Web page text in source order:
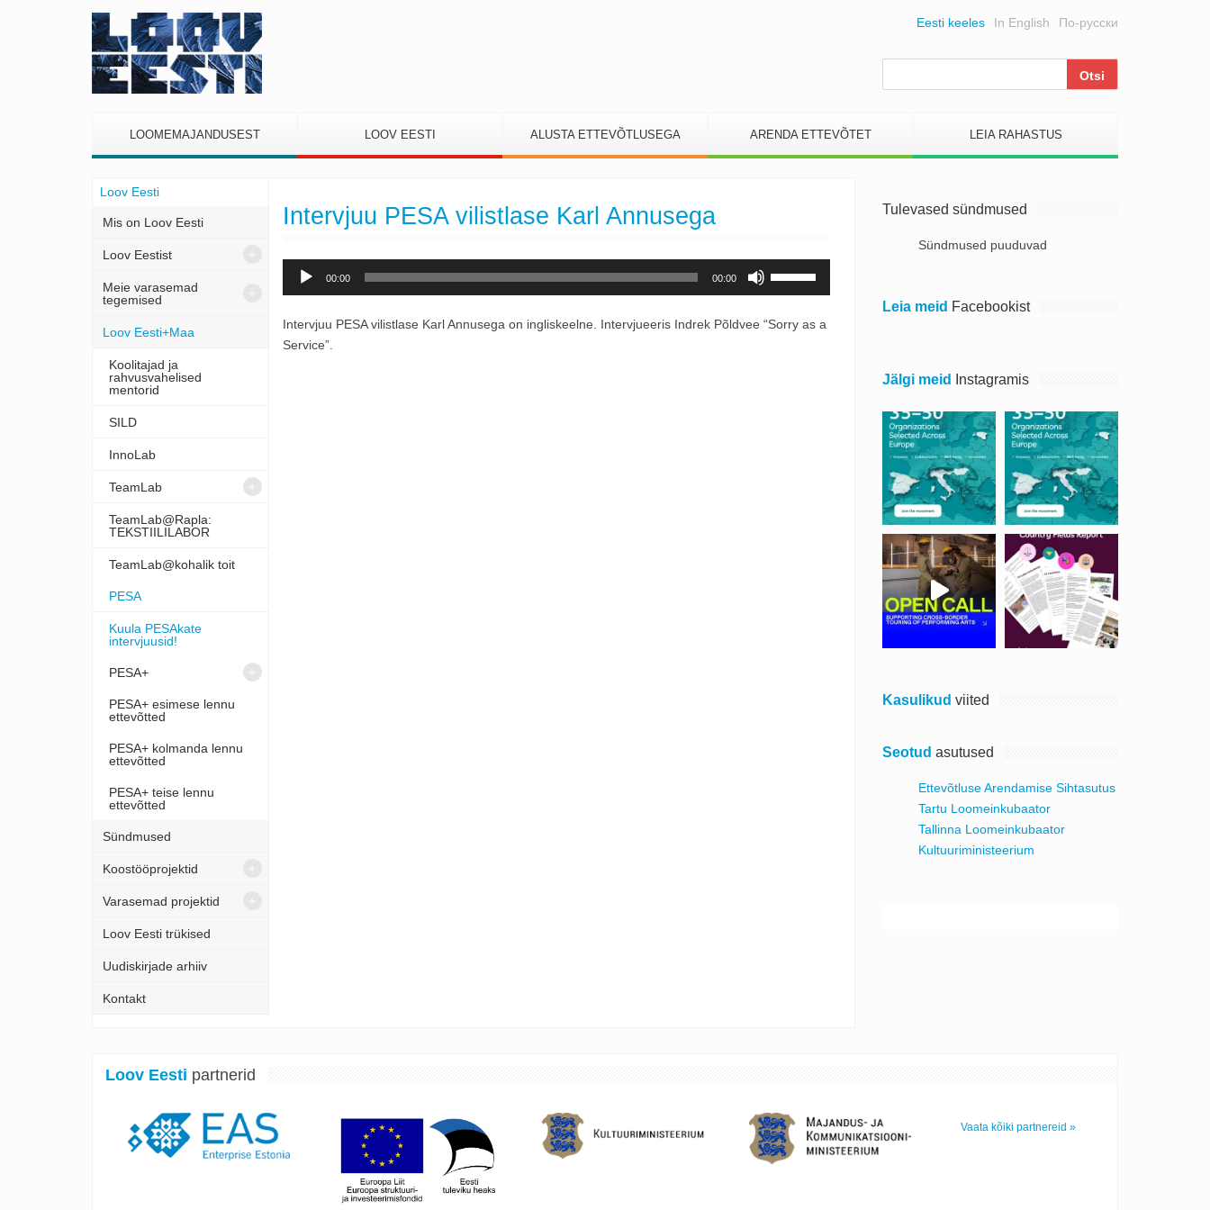
По-русски
In English
Eesti keeles
LOOMEMAJANDUSEST LOOV EESTI ALUSTA ETTEVÕTLUSEGA ARENDA ETTEVÕTET LEIA RAHASTUS
Loov Eesti
Mis on Loov Eesti
Loov Eestist
Meie varasemad
tegemised
Loov Eesti+Maa
Koolitajad ja
rahvusvahelised
mentorid
SILD
InnoLab
TeamLab
TeamLab@Rapla:
TEKSTIILILABOR
TeamLab@kohalik toit
PESA
Kuula PESAkate
intervjuusid!
PESA+
PESA+ esimese lennu
ettevõtted
PESA+ kolmanda lennu
ettevõtted
PESA+ teise lennu
ettevõtted
Sündmused
Koostööprojektid
Varasemad projektid
Loov Eesti trükised
Uudiskirjade arhiiv
Kontakt
Intervjuu PESA vilistlase Karl Annusega
Audioesitaja
00:00 00:00
vähendamiseks
Intervjuu PESA vilistlase Karl Annusega on ingliskeelne. Intervjueeris Indrek Põldvee “Sorry as a
Service”.
Tulevased sündmused
Sündmused puuduvad
Leia meid Facebookist
Jälgi meid Instagramis
Kasulikud viited
Seotud asutused
Ettevõtluse Arendamise Sihtasutus
Tartu Loomeinkubaator
Tallinna Loomeinkubaator
Kultuuriministeerium
Loov Eesti partnerid
Vaata kõiki partnereid »